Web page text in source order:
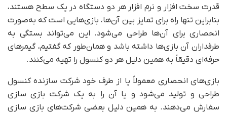
قدرت سخت افزار و نرم افزار هر دو دستگاه در یک سطح هستند،
بنابراین تنها راه برای تمایز بین آن‌ها، بازی‌هایی است که به‌صورت
انحصاری برای آن‌ها طراحی می‌شود. این می‌تواند بستگی به
طرفداران آن بازی‌ها داشته باشد و همان‌طور که گفتیم، گیمرهای
حرفه‌ای دقیقاً به همین دلیل هر دو کنسول را تهیه می‌کنند.
بازی‌های انحصاری معمولاً یا از طرف خود شرکت سازنده کنسول
طراحی و تولید می‌شود و یا آن را به یک شرکت بازی سازی
سفارش می‌دهند. به همین دلیل بعضی شرکت‌های بازی سازی